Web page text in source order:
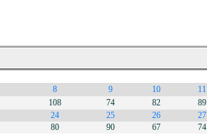
8 9 10 11
108 74 82 89
24 25 26 27
80 90 67 74